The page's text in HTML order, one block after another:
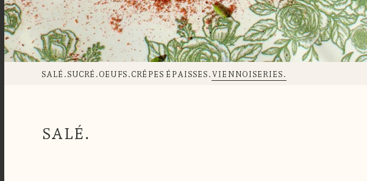
SALÉ.SUCRÉ.OEUFS.CRÊPES ÉPAISSES.VIENNOISERIES.
SALÉ.